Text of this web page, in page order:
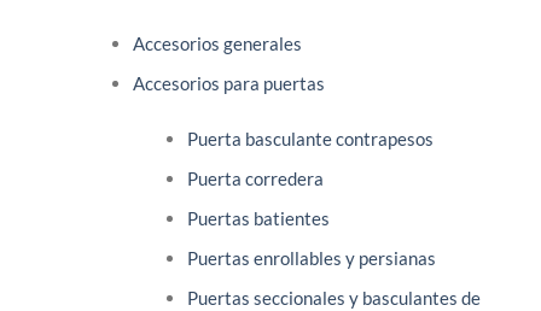
Accesorios generales
Accesorios para puertas
Puerta basculante contrapesos
Puerta corredera
Puertas batientes
Puertas enrollables y persianas
Puertas seccionales y basculantes de